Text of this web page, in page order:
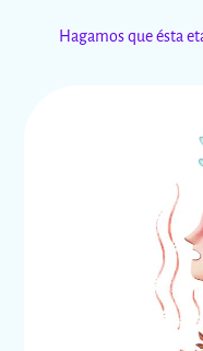
Hagamos que ésta